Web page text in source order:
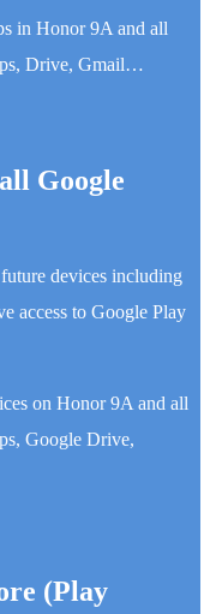
in Honor 9A and all
Drive, Gmail…
Google
devices including
access to Google Play
on Honor 9A and all
Google Drive,
(Play